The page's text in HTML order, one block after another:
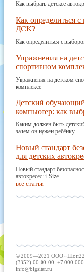
Как выбрать детское
Как определиться
ДСК?
Как определиться с
Упражнения на
спортивном
Упражнения на детском
комплексе
Детский обучающий
компьютер: как
Каким должен быть
зачем он нужен ребёнку
Новый стандарт
для детских
Новый стандарт
автокресел: i-Size.
все статьи
© 2009—2021 ООО
(3852) 00-00-00, +7 000
info@bigsiter.ru